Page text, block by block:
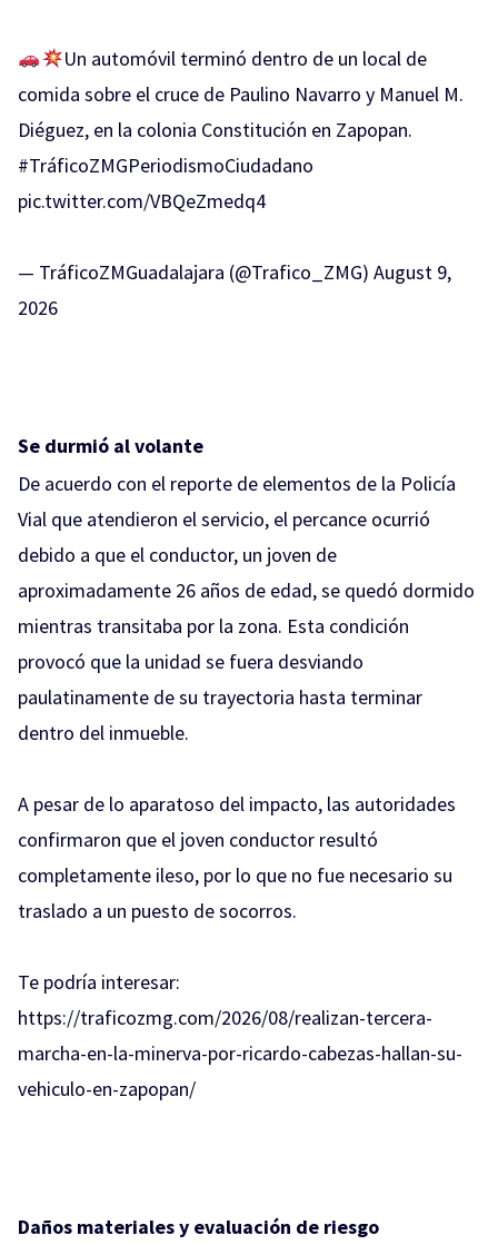
Un automóvil terminó dentro de un local de
comida sobre el cruce de Paulino Navarro y Manuel M.
Diéguez, en la colonia Constitución en Zapopan.
#TráficoZMGPeriodismoCiudadano
pic.twitter.com/VBQeZmedq4
— TráficoZMGuadalajara (@Trafico_ZMG) August 9,
2026
Se durmió al volante
De acuerdo con el reporte de elementos de la Policía
Vial que atendieron el servicio, el percance ocurrió
debido a que el conductor, un joven de
aproximadamente 26 años de edad, se quedó dormido
mientras transitaba por la zona. Esta condición
provocó que la unidad se fuera desviando
paulatinamente de su trayectoria hasta terminar
dentro del inmueble.
A pesar de lo aparatoso del impacto, las autoridades
confirmaron que el joven conductor resultó
completamente ileso, por lo que no fue necesario su
traslado a un puesto de socorros.
Te podría interesar:
https://traficozmg.com/2026/08/realizan-tercera-
marcha-en-la-minerva-por-ricardo-cabezas-hallan-su-
vehiculo-en-zapopan/
Daños materiales y evaluación de riesgo